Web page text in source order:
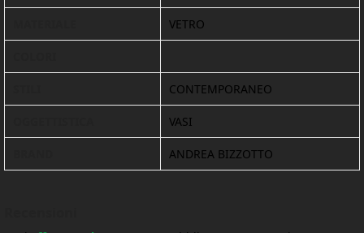
VETRO
CONTEMPORANEO
VASI
ANDREA BIZZOTTO